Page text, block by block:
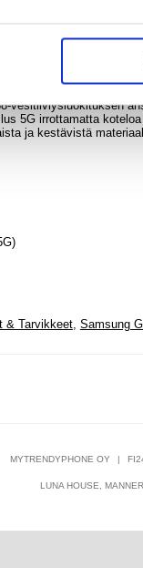
suojaa se
mikä tarjoaa
S23+ 5G:tä 30
pudotuksilta
vesitiiviysluokituksen
5G irrottamatta koteloa
ja kestävistä
& Tarvikkeet, Samsung
MYTRENDYPHONE OY |
LUNA HOUSE,